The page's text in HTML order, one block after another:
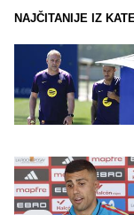
NAJČITANIJE IZ